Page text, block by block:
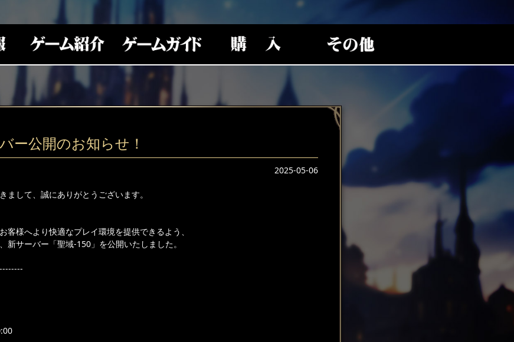
ー公開のお知らせ！
2025-05-06
まして、誠にありがとうございます。
客様へより快適なプレイ環境を提供できるよう、
新サーバー「聖域-150」を公開いたしました。